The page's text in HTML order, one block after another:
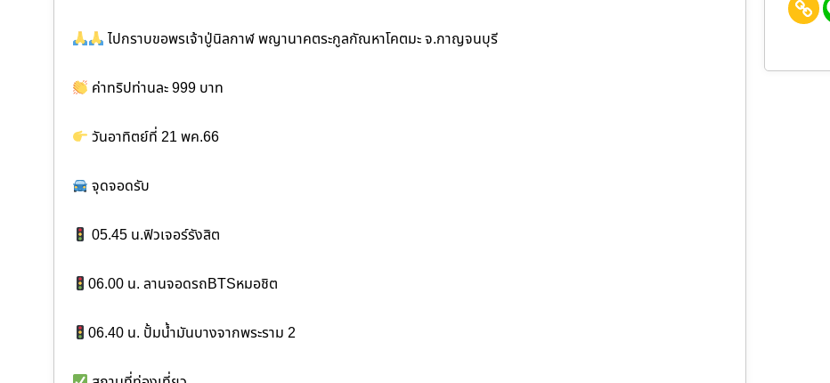
ไปกราบขอพรเจ้าปู่นิลกาฬ พญานาคตระกูลกัณหาโคตมะ จ.กาญจนบุรี
ค่าทริปท่านละ 999 บาท
วันอาทิตย์ที่ 21 พค.66
จุดจอดรับ
05.45 น.ฟิวเจอร์รังสิต
06.00 น. ลานจอดรถBTSหมอชิต
06.40 น. ปั้มน้ำมันบางจากพระราม 2